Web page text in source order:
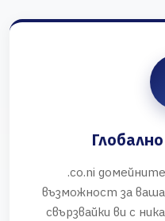
.co.ni
възможност за
свързвайки ви с